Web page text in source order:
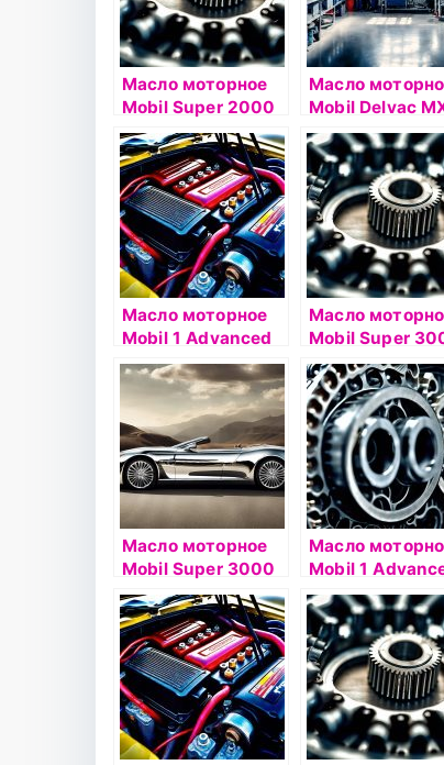
Масло моторное
Mobil Super 2000
10W40 4л
полусинтетическо
е
Масло
Mobil Delvac
Extra 10W40
Масло моторное
Mobil 1 Advanced
FS X1 5W-50 1л
Масло
Mobil Super
X1 Diesel
синтетическое
Масло моторное
Mobil Super 3000
X1 Diesel 5W40 1л
синтетическое
Масло
Mobil 1
0W40